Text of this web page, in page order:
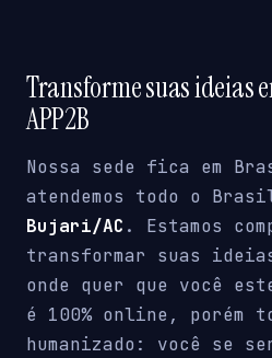
Transforme suas ideias
APP2B
Nossa sede fica em
atendemos todo o
Bujari/AC . Estamos
transformar suas
onde quer que você
é 100% online, porém
humanizado: você se